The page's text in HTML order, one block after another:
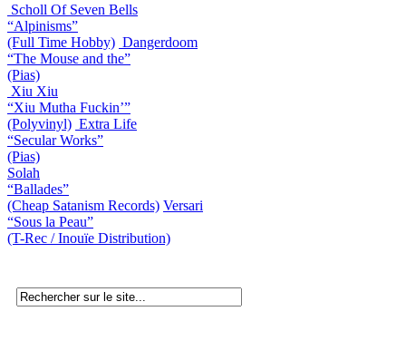
Scholl Of Seven Bells
“Alpinisms”
(Full Time Hobby) Dangerdoom
“The Mouse and the”
(Pias)
Xiu Xiu
“Xiu Mutha Fuckin’”
(Polyvinyl) Extra Life
“Secular Works”
(Pias)
Solah
“Ballades”
(Cheap Satanism Records) Versari
“Sous la Peau”
(T-Rec / Inouïe Distribution)